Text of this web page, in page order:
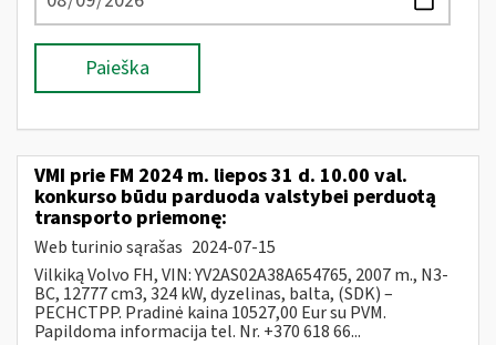
Paieška
VMI prie FM 2024 m. liepos 31 d. 10.00 val.
konkurso būdu parduoda valstybei perduotą
transporto priemonę:
Web turinio sąrašas 2024-07-15
Vilkiką Volvo FH, VIN: YV2AS02A38A654765, 2007 m., N3-
BC, 12777 cm3, 324 kW, dyzelinas, balta, (SDK) –
PECHCTPP. Pradinė kaina 10527,00 Eur su PVM.
Papildoma informacija tel. Nr. +370 618 66...